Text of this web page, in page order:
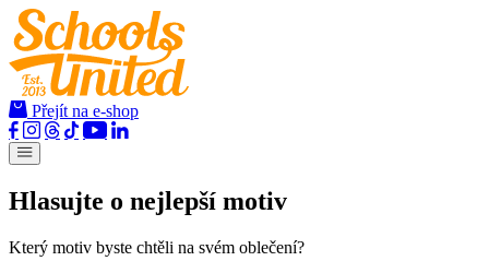
Přejít na e-shop
Hlasujte o nejlepší motiv
Který motiv byste chtěli na svém oblečení?